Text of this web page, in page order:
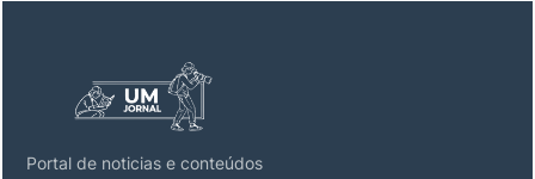
Portal de noticias e conteúdos